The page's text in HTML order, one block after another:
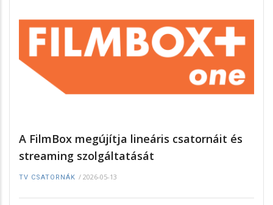
A FilmBox megújítja lineáris csatornáit és
streaming szolgáltatását
TV CSATORNÁK / 2026-05-13